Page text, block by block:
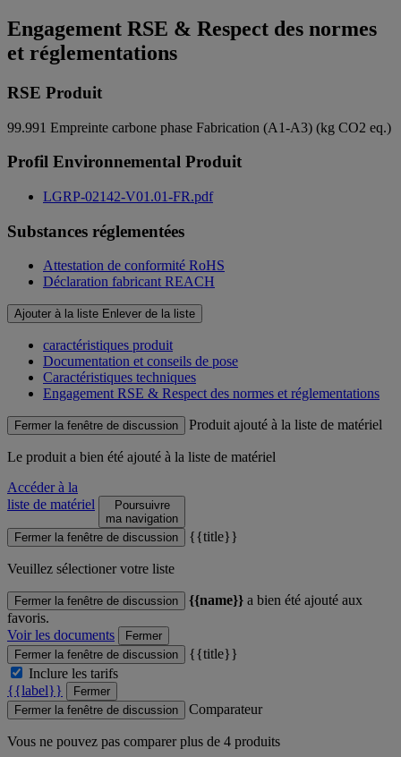
Engagement RSE & Respect des normes
et réglementations
RSE Produit
99.991 Empreinte carbone phase Fabrication (A1-A3) (kg CO2 eq.)
Profil Environnemental Produit
LGRP-02142-V01.01-FR.pdf
Substances réglementées
Attestation de conformité RoHS
Déclaration fabricant REACH
Ajouter à la liste Enlever de la liste
caractéristiques produit
Documentation et conseils de pose
Caractéristiques techniques
Engagement RSE & Respect des normes et réglementations
Fermer la fenêtre de discussion Produit ajouté à la liste de matériel
Le produita bien été ajouté à la liste de matériel
Accéder à la
liste de matériel
Poursuivre
ma navigation
Fermer la fenêtre de discussion
{{title}}
Veuillez sélectioner votre liste
Fermer la fenêtre de discussion {{name}} a bien été ajouté aux
favoris.
Voir les documents
Fermer
Fermer la fenêtre de discussion
{{title}}
Inclure les tarifs
{{label}}
Fermer
Fermer la fenêtre de discussion
Comparateur
Vous ne pouvez pas comparer plus de 4 produits